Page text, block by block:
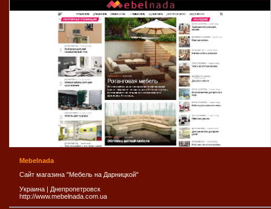
Mebelnada
Сайт магазина "Мебель на Дарницкой"
Украина | Днепропетровск
http://www.mebelnada.com.ua